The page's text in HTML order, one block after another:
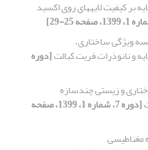
بر کیفیت لایههای روی اکسید
ویژگی ساختاری،
و نانوذرات فریت کبالت[دوره
و زیستی چندسازه
[دوره 7، شماره 1، 1399، صفحه
مغناطیسی